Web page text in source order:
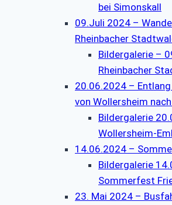
bei Simonskall
09.Juli 2024 –
Rheinbacher
Bildergalerie –
Rheinbacher
20.06.2024 –
von Wollersheim
Bildergalerie
Wollersheim-
14.06.2024 –
Bildergalerie
Sommerfest
23. Mai 2024 –